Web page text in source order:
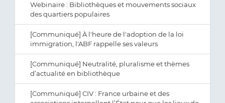
Webinaire : Bibliothèques et mouvements sociaux
des quartiers populaires
[Communiqué] À l'heure de l'adoption de la loi
immigration, l'ABF rappelle ses valeurs
[Communiqué] Neutralité, pluralisme et thèmes
d’actualité en bibliothèque
[Communiqué] CIV : France urbaine et des